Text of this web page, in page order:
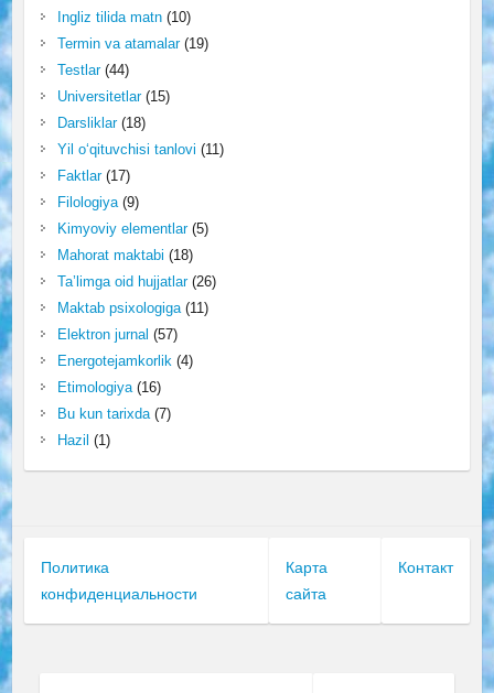
Ingliz tilida matn(10)
Termin va atamalar(19)
Testlar(44)
Universitetlar(15)
Darsliklar(18)
Yil o‘qituvchisi tanlovi (11)
Faktlar(17)
Filologiya(9)
Kimyoviy elementlar(5)
Mahorat maktabi (18)
Ta’limga oid hujjatlar(26)
Maktab psixologiga(11)
Elektron jurnal (57)
Energotejamkorlik(4)
Etimologiya(16)
Bu kun tarixda(7)
Hazil (1)
Политика
конфиденциальности
Карта
сайта
Контакт